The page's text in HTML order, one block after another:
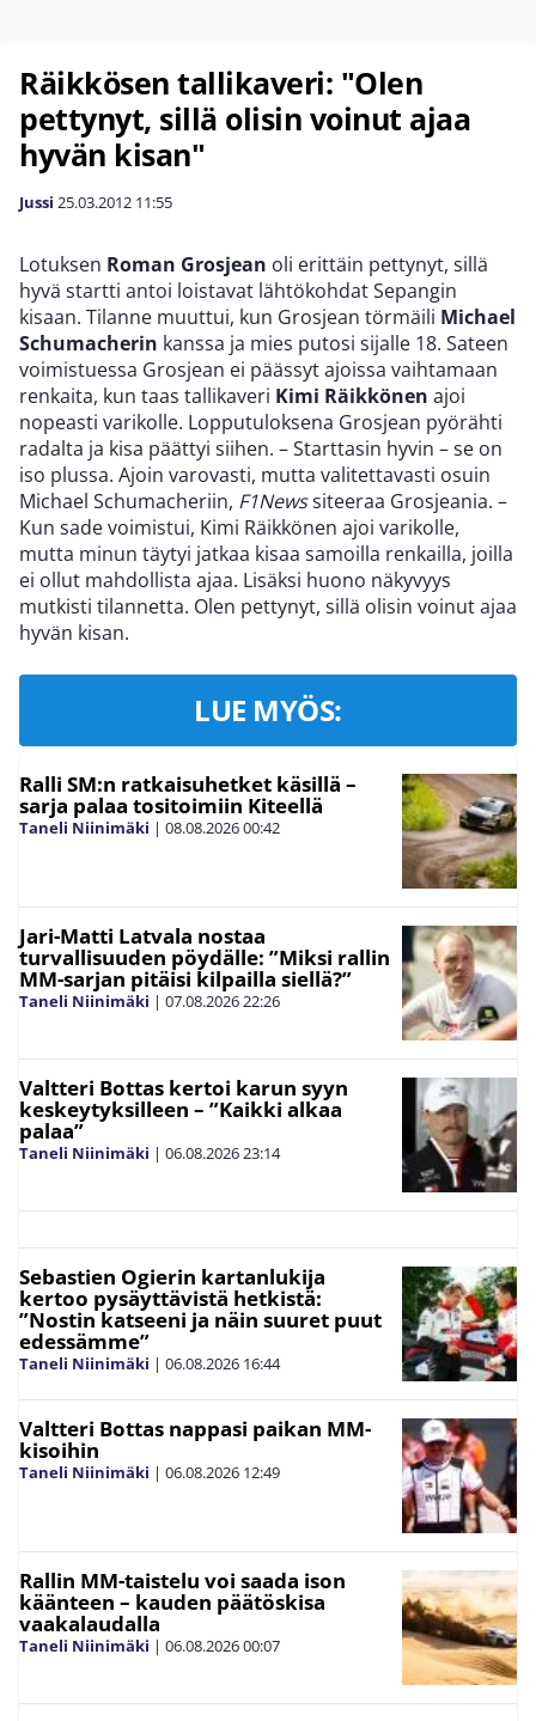
Räikkösen tallikaveri: "Olen
pettynyt, sillä olisin voinut ajaa
hyvän kisan"
Jussi 25.03.2012 11:55
Lotuksen Roman Grosjean oli erittäin pettynyt, sillä
hyvä startti antoi loistavat lähtökohdat Sepangin
kisaan. Tilanne muuttui, kun Grosjean törmäili Michael
Schumacherin kanssa ja mies putosi sijalle 18. Sateen
voimistuessa Grosjean ei päässyt ajoissa vaihtamaan
renkaita, kun taas tallikaveri Kimi Räikkönen ajoi
nopeasti varikolle. Lopputuloksena Grosjean pyörähti
radalta ja kisa päättyi siihen. – Starttasin hyvin – se on
iso plussa. Ajoin varovasti, mutta valitettavasti ​​osuin
Michael Schumacheriin, F1Newssiteeraa Grosjeania. –
Kun sade voimistui, Kimi Räikkönen ajoi varikolle,
mutta minun täytyi jatkaa kisaa samoilla renkailla, joilla
ei ollut mahdollista ajaa. Lisäksi huono näkyvyys
mutkisti tilannetta. Olen pettynyt, sillä olisin voinut ajaa
hyvän kisan.
LUE MYÖS:
Ralli SM:n ratkaisuhetket käsillä –
sarja palaa tositoimiin Kiteellä
Taneli Niinimäki | 08.08.202600:42
Jari-Matti Latvala nostaa
turvallisuuden pöydälle: ”Miksi rallin
MM-sarjan pitäisi kilpailla siellä?”
Taneli Niinimäki | 07.08.202622:26
Valtteri Bottas kertoi karun syyn
keskeytyksilleen – ”Kaikki alkaa
palaa”
Taneli Niinimäki | 06.08.202623:14
Sebastien Ogierin kartanlukija
kertoo pysäyttävistä hetkistä:
”Nostin katseeni ja näin suuret puut
edessämme”
Taneli Niinimäki | 06.08.2026 16:44
Valtteri Bottas nappasi paikan MM-
kisoihin
Taneli Niinimäki | 06.08.2026 12:49
Rallin MM-taistelu voi saada ison
käänteen – kauden päätöskisa
vaakalaudalla
Taneli Niinimäki | 06.08.202600:07